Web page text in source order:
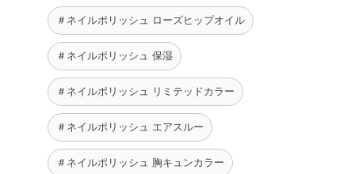
＃ネイルポリッシュ ローズヒップオイル
＃ネイルポリッシュ 保湿
＃ネイルポリッシュ リミテッドカラー
＃ネイルポリッシュ エアスルー
＃ネイルポリッシュ 胸キュンカラー